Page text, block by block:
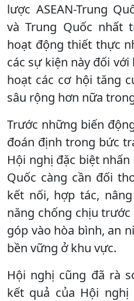
lược ASEAN-Trung
và Trung Quốc nhất
hoạt động thiết thực
các sự kiện này đối
hoạt các cơ hội tăng
sâu rộng hơn nữa
Trước những biến
đoán định trong bức
Hội nghị đặc biệt nhấn
Quốc càng cần đối
kết nối, hợp tác,
năng chống chịu
góp vào hòa bình, an
bền vững ở khu vực.
Hội nghị cũng đã rà
kết quả của Hội nghị